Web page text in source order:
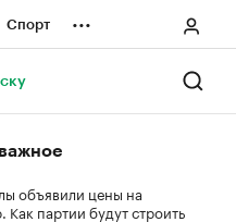
Спорт ...
объявили цены на
Как партии будут строить